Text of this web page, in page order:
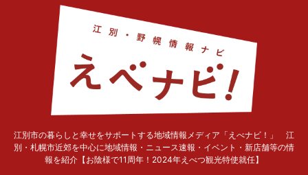
江別市の暮らしと幸せをサポートする地域情報メディア「えべナビ！」 江
別・札幌市近郊を中心に地域情報・ニュース速報・イベント・新店舗等の情
報を紹介【お陰様で11周年！2024年えべつ観光特使就任】